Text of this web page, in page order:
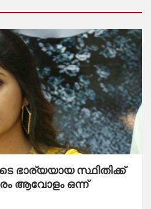
ഭാര്യയായ സ്ഥിതിക്ക്
ആവോളം ഒന്ന്